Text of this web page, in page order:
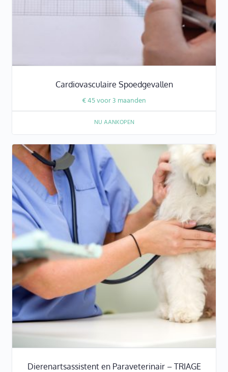
Cardiovasculaire Spoedgevallen
€45voor 3 maanden
NU AANKOPEN
Dierenartsassistent en Paraveterinair – TRIAGE